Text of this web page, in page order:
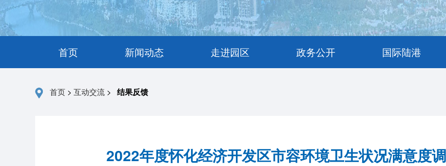
首页 新闻动态 走进园区 政务公开 国际陆港
首页 > 互动交流 > 结果反馈
2022年度怀化经济开发区市容环境卫生状况满意度